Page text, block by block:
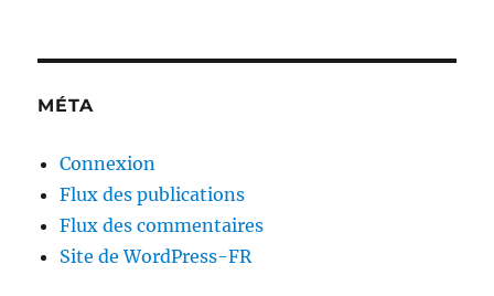
MÉTA
Connexion
Flux des publications
Flux des commentaires
Site de WordPress-FR